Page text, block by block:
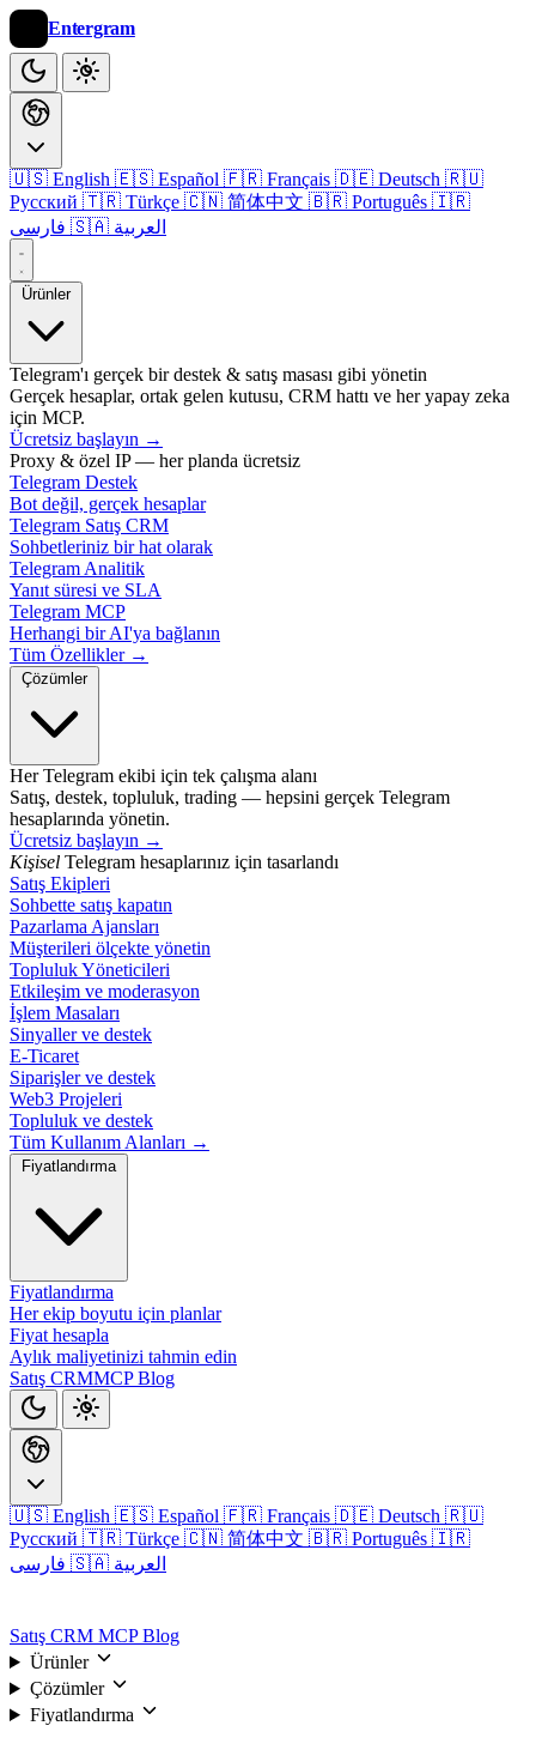
Entergram
🇺🇸 English 🇪🇸 Español 🇫🇷 Français 🇩🇪 Deutsch 🇷🇺
Русский 🇹🇷 Türkçe 🇨🇳 简体中文 🇧🇷 Português 🇮🇷
🇸🇦 العربية
Ürünler
Telegram'ı gerçek bir destek & satış masası gibi yönetin
Gerçek hesaplar, ortak gelen kutusu, CRM hattı ve her yapay zeka
için MCP.
Ücretsiz başlayın →
Proxy & özel IP — her planda ücretsiz
Telegram Destek
Bot değil, gerçek hesaplar
Telegram Satış CRM
Sohbetleriniz bir hat olarak
Telegram Analitik
Yanıt süresi ve SLA
Telegram MCP
Herhangi bir AI'ya bağlanın
Tüm Özellikler →
Çözümler
Her Telegram ekibi için tek çalışma alanı
Satış, destek, topluluk, trading — hepsini gerçek Telegram
hesaplarında yönetin.
Ücretsiz başlayın →
Kişisel Telegram hesaplarınız için tasarlandı
Satış Ekipleri
Sohbette satış kapatın
Pazarlama Ajansları
Müşterileri ölçekte yönetin
Topluluk Yöneticileri
Etkileşim ve moderasyon
İşlem Masaları
Sinyaller ve destek
E-Ticaret
Siparişler ve destek
Web3 Projeleri
Topluluk ve destek
Tüm Kullanım Alanları →
Fiyatlandırma
Fiyatlandırma
Her ekip boyutu için planlar
Fiyat hesapla
Aylık maliyetinizi tahmin edin
Satış CRMMCPBlog
🇺🇸 English 🇪🇸 Español 🇫🇷 Français 🇩🇪 Deutsch 🇷🇺
Русский 🇹🇷 Türkçe 🇨🇳 简体中文 🇧🇷 Português 🇮🇷
🇸🇦 العربية
Satış CRM MCPBlog
Ürünler
Çözümler
Fiyatlandırma